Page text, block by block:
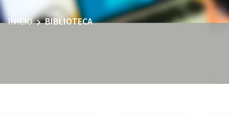
INICIO BIBLIOTECA